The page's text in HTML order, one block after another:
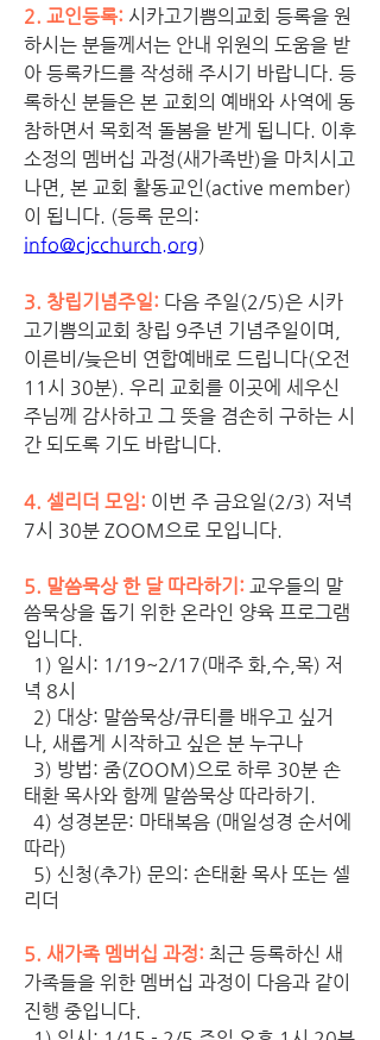
2. 교인등록: 시카고기쁨의교회 등록을 원
하시는 분들께서는 안내 위원의 도움을 받
아 등록카드를 작성해 주시기 바랍니다. 등
록하신 분들은 본 교회의 예배와 사역에 동
참하면서 목회적 돌봄을 받게 됩니다. 이후
소정의 멤버십 과정(새가족반)을 마치시고
나면, 본 교회 활동교인(active member)
info@cjcchurch.org)
3. 창립기념주일: 다음 주일(2/5)은 시카
고기쁨의교회 창립 9주년 기념주일이며,
이른비/늦은비 연합예배로 드립니다(오전
11시 30분). 우리 교회를 이곳에 세우신
주님께 감사하고 그 뜻을 겸손히 구하는 시
간 되도록 기도 바랍니다.
4. 셀리더 모임: 이번 주 금요일(2/3) 저녁
7시 30분 ZOOM으로 모입니다.
5. 말씀묵상 한 달 따라하기: 교우들의 말
씀묵상을 돕기 위한 온라인 양육 프로그램
입니다.
녁 8시
나, 새롭게 시작하고 싶은 분 누구나
태환 목사와 함께 말씀묵상 따라하기.
따라)
리더
5. 새가족 멤버십 과정: 최근 등록하신 새
가족들을 위한 멤버십 과정이 다음과 같이
진행 중입니다.